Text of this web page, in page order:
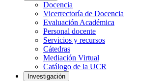
Docencia
Vicerrectoría de Docencia
Evaluación Académica
Personal docente
Servicios y recursos
Cátedras
Mediación Virtual
Catálogo de la UCR
Investigación